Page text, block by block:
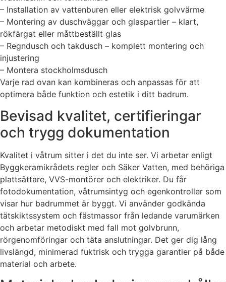
– Installation av vattenburen eller elektrisk golvvärme
– Montering av duschväggar och glaspartier – klart,
rökfärgat eller måttbeställt glas
– Regndusch och takdusch – komplett montering och
injustering
– Montera stockholmsdusch
Varje rad ovan kan kombineras och anpassas för att
optimera både funktion och estetik i ditt badrum.
Bevisad kvalitet, certifieringar
och trygg dokumentation
Kvalitet i våtrum sitter i det du inte ser. Vi arbetar enligt
Byggkeramikrådets regler och Säker Vatten, med behöriga
plattsättare, VVS-montörer och elektriker. Du får
fotodokumentation, våtrumsintyg och egenkontroller som
visar hur badrummet är byggt. Vi använder godkända
tätskiktssystem och fästmassor från ledande varumärken
och arbetar metodiskt med fall mot golvbrunn,
rörgenomföringar och täta anslutningar. Det ger dig lång
livslängd, minimerad fuktrisk och trygga garantier på både
material och arbete.